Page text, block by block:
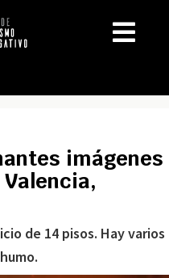
imágenes
de 14 pisos. Hay varios